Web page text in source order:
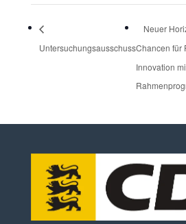
Untersuchungsausschuss
Neuer
Chancen für
Innovation